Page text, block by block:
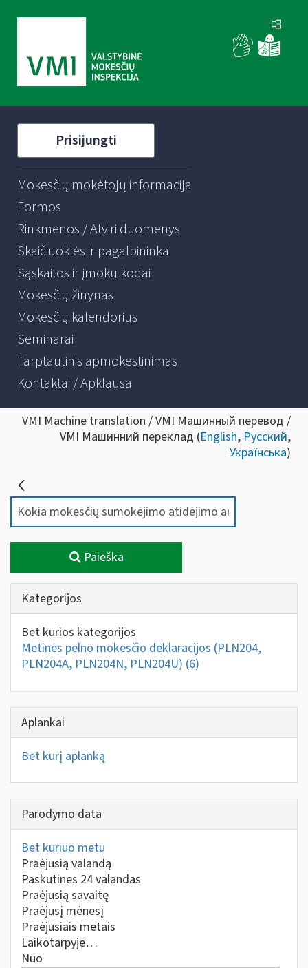
Prisijungti
Mokesčių mokėtojų informacija
Formos
Rinkmenos / Atviri duomenys
Skaičiuoklės ir pagalbininkai
Sąskaitos ir įmokų kodai
Mokesčių žinynas
Mokesčių kalendorius
Seminarai
Tarptautinis apmokestinimas
Kontaktai / Apklausa
VMI Machine translation / VMI Машинный перевод /
VMI Машинний переклад (English, Русский,
Українська)
Paieška
Kategorijos
Bet kurios kategorijos
Metinės pelno mokesčio deklaracijos (PLN204,
PLN204A, PLN204N, PLN204U) (6)
Aplankai
Bet kurį aplanką
Parodymo data
Bet kuriuo metu
Praėjusią valandą
Paskutines 24 valandas
Praėjusią savaitę
Praėjusį mėnesį
Praėjusiais metais
Laikotarpyje…
Nuo